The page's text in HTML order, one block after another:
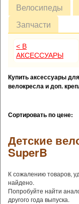
Велосипеды
Запчасти
< В
АКСЕССУАРЫ
Купить аксессуары
велокресла и доп.
Сортировать по цене:
Детские
SuperB
К сожалению товаров,
найдено.
Попробуйте найти
другого года выпуска.